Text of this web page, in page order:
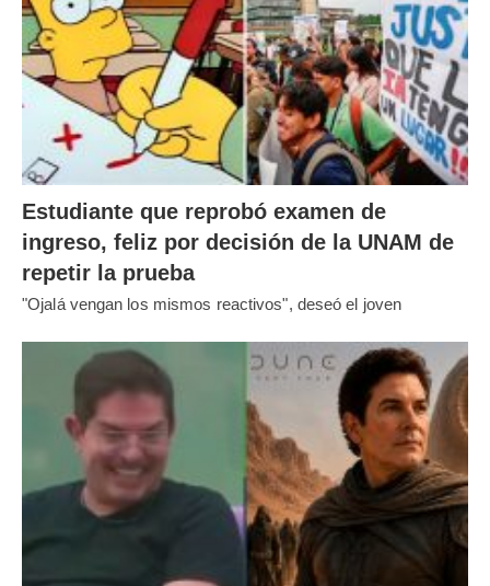
Estudiante que reprobó examen de
ingreso, feliz por decisión de la UNAM de
repetir la prueba
"Ojalá vengan los mismos reactivos", deseó el joven